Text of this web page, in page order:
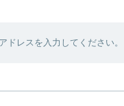
レスを入力してください。